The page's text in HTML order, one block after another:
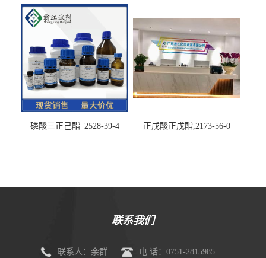
磷酸三正己酯| 2528-39-4 正戊酸正戊酯,2173-56-0
联系我们
联系人：余群 电 话：0751-2815985